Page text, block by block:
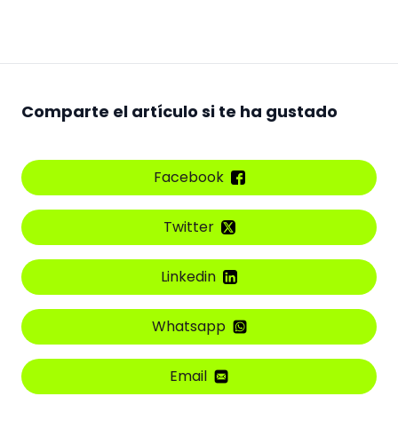
Comparte el artículo si te ha gustado
Facebook
Twitter
Linkedin
Whatsapp
Email